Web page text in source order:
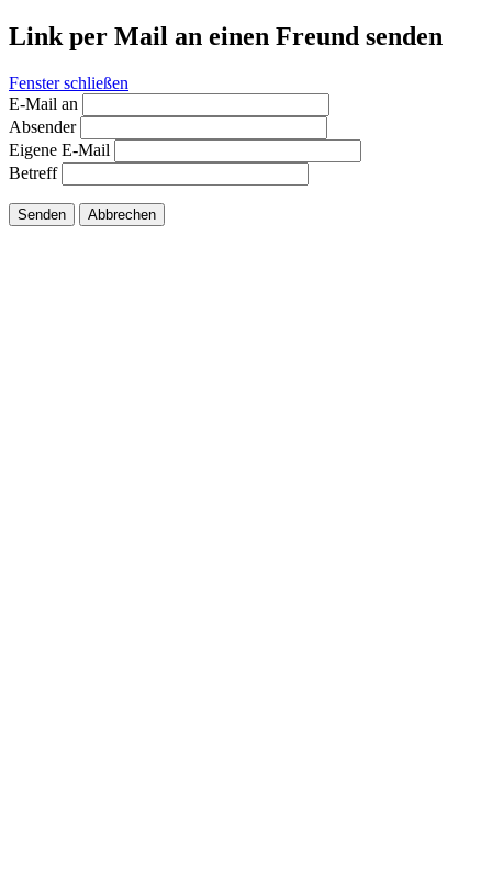
Link per Mail an einen Freund senden
Fenster schließen
E-Mail an
Absender
Eigene E-Mail
Betreff
Senden Abbrechen